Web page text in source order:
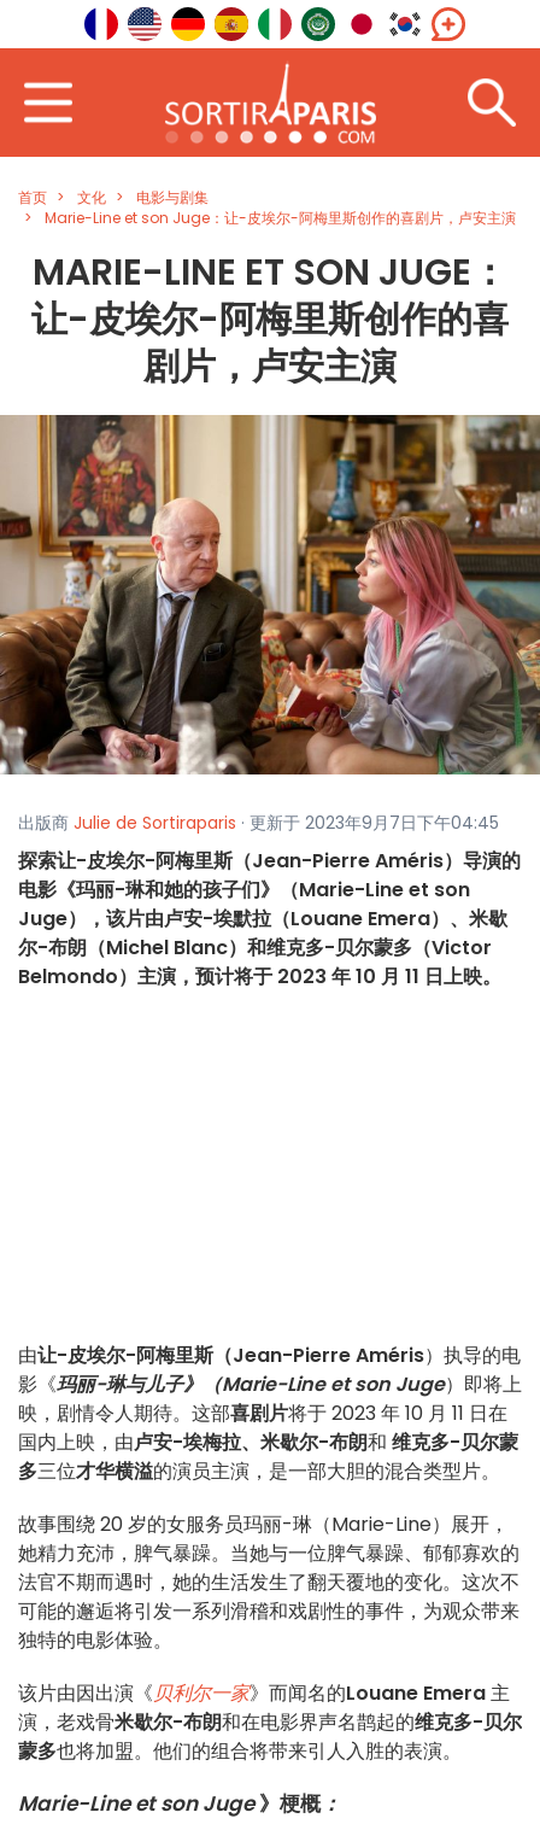
首页 文化
电影与剧集
Marie-Line et son Juge：让-皮埃尔-阿梅里斯创作的喜剧片，卢安主演
MARIE-LINE ET SON JUGE：
让-皮埃尔-阿梅里斯创作的喜
剧片，卢安主演
出版商 Julie de Sortiraparis · 更新于 2023年9月7日下午04:45
探索让-皮埃尔-阿梅里斯（Jean-Pierre Améris）导演的
电影《玛丽-琳和她的孩子们》（Marie-Line et son
Juge），该片由卢安-埃默拉（Louane Emera）、米歇
尔-布朗（Michel Blanc）和维克多-贝尔蒙多（Victor
Belmondo）主演，预计将于 2023 年 10 月 11 日上映。
由让-皮埃尔-阿梅里斯（Jean-Pierre Améris）执导的电
影《玛丽-琳与儿子》（Marie-Line et son Juge）即将上
映，剧情令人期待。这部喜剧片将于 2023 年 10 月 11 日在
国内上映，由卢安-埃梅拉、米歇尔-布朗和 维克多-贝尔蒙
多三位才华横溢的演员主演，是一部大胆的混合类型片。
故事围绕 20 岁的女服务员玛丽-琳（Marie-Line）展开，
她精力充沛，脾气暴躁。当她与一位脾气暴躁、郁郁寡欢的
法官不期而遇时，她的生活发生了翻天覆地的变化。这次不
可能的邂逅将引发一系列滑稽和戏剧性的事件，为观众带来
独特的电影体验。
该片由因出演《贝利尔一家》而闻名的Louane Emera主
演，老戏骨米歇尔-布朗和在电影界声名鹊起的维克多-贝尔
蒙多也将加盟。他们的组合将带来引人入胜的表演。
Marie-Line et son Juge》梗概：